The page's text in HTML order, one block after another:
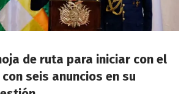
de ruta para iniciar con el
seis anuncios en su